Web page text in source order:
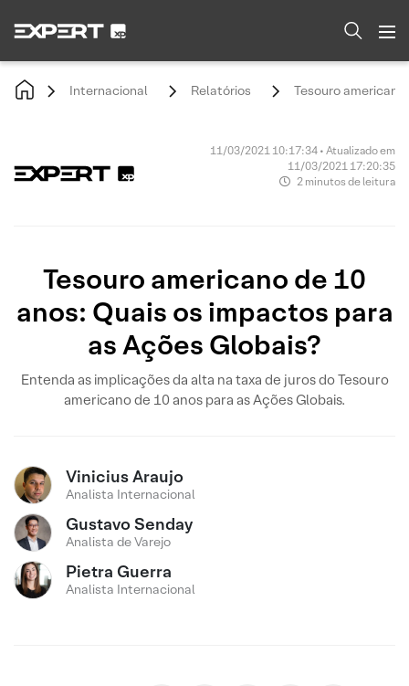
Internacional Relatórios Tesouro
11/03/2021 10:17:34 • Atualizado em
11/03/2021 17:20:35
2 minutos de leitura
Tesouro americano de 10
anos: Quais os impactos para
as Ações Globais?
Entenda as implicações da alta na taxa de juros do Tesouro
americano de 10 anos para as Ações Globais.
Vinicius Araujo
Analista Internacional
Gustavo Senday
Analista de Varejo
Pietra Guerra
Analista Internacional